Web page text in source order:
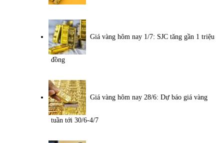
Giá vàng hôm nay 1/7: SJC tăng gần 1 triệu
đồng
Giá vàng hôm nay 28/6: Dự báo giá vàng
tuần tới 30/6-4/7